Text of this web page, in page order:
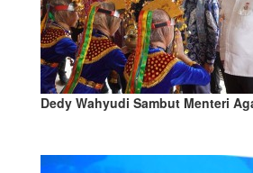
Dedy Wahyudi Sambut Menteri